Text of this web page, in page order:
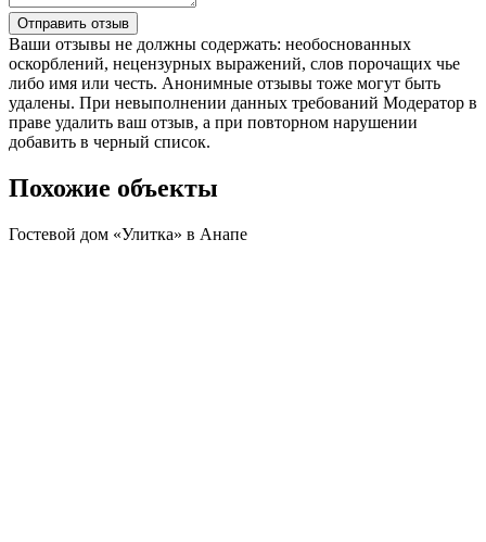
Отправить отзыв
Ваши отзывы не должны содержать: необоснованных
оскорблений, нецензурных выражений, слов порочащих чье
либо имя или честь. Анонимные отзывы тоже могут быть
удалены. При невыполнении данных требований Модератор в
праве удалить ваш отзыв, а при повторном нарушении
добавить в черный список.
Похожие объекты
Гостевой дом «Улитка» в Анапе